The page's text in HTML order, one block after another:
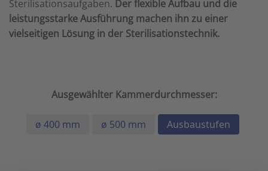
Sterilisationsaufgaben. Der flexible Aufbau und die
leistungsstarke Ausführung machen ihn zu einer
vielseitigen Lösung in der Sterilisationstechnik.
Ausgewählter Kammerdurchmesser:
ø 400 mm ø 500 mm Ausbaustufen